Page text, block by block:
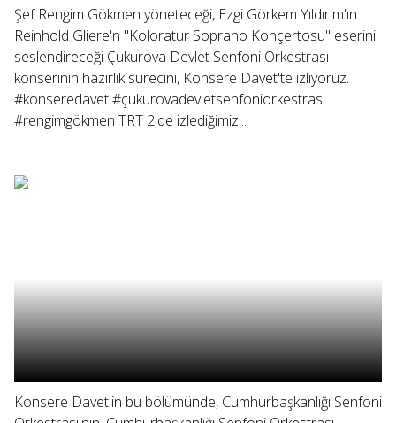
Şef Rengim Gökmen yöneteceği, Ezgi Görkem Yıldırım'ın
Reinhold Gliere'n "Koloratur Soprano Konçertosu" eserini
seslendireceği Çukurova Devlet Senfoni Orkestrası
konserinin hazırlık sürecini, Konsere Davet'te izliyoruz.
#konseredavet #çukurovadevletsenfoniorkestrası
#rengimgökmen TRT 2'de izlediğimiz...
Konsere Davet'in bu bölümünde, Cumhurbaşkanlığı Senfoni